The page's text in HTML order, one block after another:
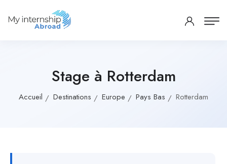
Stage à Rotterdam
Accueil Destinations Europe Pays Bas Rotterdam